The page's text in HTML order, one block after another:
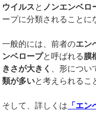
ウイルスと ノンエンベロ
ープに分類されることに
一般的には、前者のエン
ンベロープと呼ばれる膜
きさが大きく 、形につい
類が多いと考えられるこ
そして、詳しくは 「エ